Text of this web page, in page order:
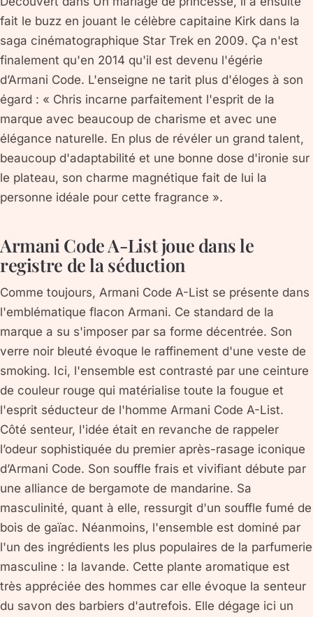
fait le buzz en jouant le célèbre capitaine Kirk dans la
saga cinématographique Star Trek en 2009. Ça n'est
finalement qu'en 2014 qu'il est devenu l'égérie
d’Armani Code. L'enseigne ne tarit plus d'éloges à son
égard : « Chris incarne parfaitement l'esprit de la
marque avec beaucoup de charisme et avec une
élégance naturelle. En plus de révéler un grand talent,
beaucoup d'adaptabilité et une bonne dose d'ironie sur
le plateau, son charme magnétique fait de lui la
personne idéale pour cette fragrance ».
Armani Code A-List joue dans le
registre de la séduction
Comme toujours, Armani Code A-List se présente dans
l'emblématique flacon Armani. Ce standard de la
marque a su s'imposer par sa forme décentrée. Son
verre noir bleuté évoque le raffinement d'une veste de
smoking. Ici, l'ensemble est contrasté par une ceinture
de couleur rouge qui matérialise toute la fougue et
l'esprit séducteur de l'homme Armani Code A-List.
Côté senteur, l'idée était en revanche de rappeler
l’odeur sophistiquée du premier après-rasage iconique
d’Armani Code. Son souffle frais et vivifiant débute par
une alliance de bergamote de mandarine. Sa
masculinité, quant à elle, ressurgit d'un souffle fumé de
bois de gaïac. Néanmoins, l'ensemble est dominé par
l'un des ingrédients les plus populaires de la parfumerie
masculine : la lavande. Cette plante aromatique est
très appréciée des hommes car elle évoque la senteur
du savon des barbiers d'autrefois. Elle dégage ici un